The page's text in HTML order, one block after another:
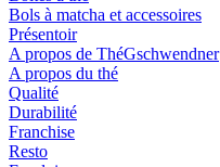
Bols à matcha et accessoires
Présentoir
A propos de ThéGschwendner
A propos du thé
Qualité
Durabilité
Franchise
Resto